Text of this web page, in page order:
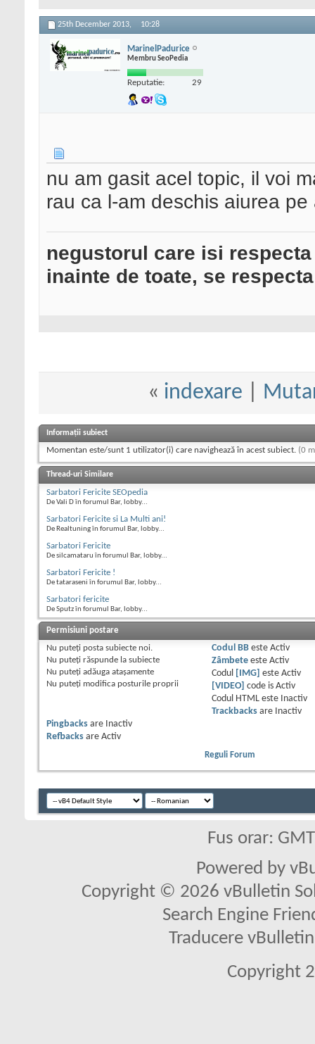
25th December 2013, 10:28
MarinelPadurice
Membru SeoPedia
Reputatie: 29
nu am gasit acel topic, il voi
rau ca l-am deschis aiurea pe
negustorul care isi
inainte de toate, se
« indexare
Informații subiect
Momentan este/sunt 1 utilizator(i) care navighează în acest subiect. (0
Thread-uri Similare
Sarbatori Fericite SEOpedia
De Vali D în forumul Bar, lobby...
Sarbatori Fericite si La Multi ani!
De Realtuning în forumul Bar, lobby...
Sarbatori Fericite
De silcamataru în forumul Bar, lobby...
Sarbatori Fericite !
De tataraseni în forumul Bar, lobby...
Sarbatori fericite
De Sputz în forumul Bar, lobby...
Permisiuni postare
Nu puteţi posta subiecte noi.
Nu puteţi răspunde la subiecte
Nu puteţi adăuga ataşamente
Nu puteţi modifica posturile proprii
Codul BBeste Activ
Zâmbeteeste Activ
Codul
[IMG] este Activ
[VIDEO]
code is Activ
Codul HTML este
Inactiv
Trackbacksare
Inactiv
Pingbacks are
Inactiv
Refbacks are Activ
Reguli Forum
Fus orar:
Powered by
Copyright © 2026 vBulletin
Search Engine
Traducere
Copyright